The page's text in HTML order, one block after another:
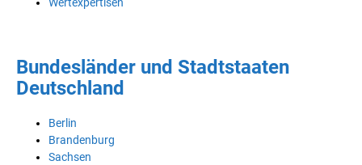
Wertexpertisen
Bundesländer und Stadtstaaten
Deutschland
Berlin
Brandenburg
Sachsen